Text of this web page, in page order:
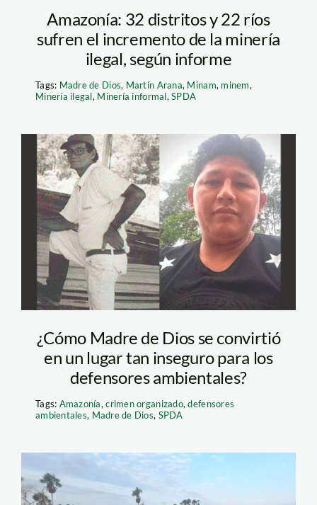
Amazonía: 32 distritos y 22 ríos
sufren el incremento de la minería
ilegal, según informe
Tags: Madre de Dios, Martín Arana, Minam, minem,
Minería ilegal, Minería informal,SPDA
Defensores-mdd-
asesinados-
actualidad-ambiental
¿Cómo Madre de Dios se convirtió
en un lugar tan inseguro para los
defensores ambientales?
Tags: Amazonía,crimen organizado,defensores
ambientales, Madre de Dios, SPDA